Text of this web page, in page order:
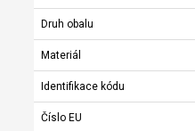
Druh obalu
Materiál
Identifikace kódu
Číslo EU